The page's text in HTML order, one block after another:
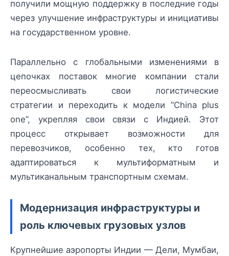
получили мощную поддержку в последние годы
через улучшение инфраструктуры и инициативы
на государственном уровне.
Параллельно с глобальными изменениями в
цепочках поставок многие компании стали
переосмысливать свои логистические
стратегии и переходить к модели “China plus
one”, укрепляя свои связи с Индией. Этот
процесс открывает возможности для
перевозчиков, особенно тех, кто готов
адаптироваться к мультиформатным и
мультиканальным транспортным схемам.
Модернизация инфраструктуры и
роль ключевых грузовых узлов
Крупнейшие аэропорты Индии — Дели, Мумбаи,